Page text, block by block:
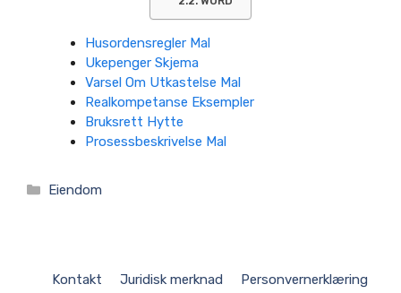
Husordensregler Mal
Ukepenger Skjema
Varsel Om Utkastelse Mal
Realkompetanse Eksempler
Bruksrett Hytte
Prosessbeskrivelse Mal
Kategorier
Eiendom
Kontakt Juridisk merknad
Personvernerklæring